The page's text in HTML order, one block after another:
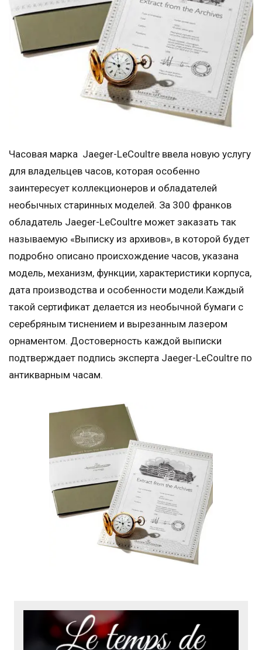
Часовая марка Jaeger-LeCoultre ввела новую услугу
для владельцев часов, которая особенно
заинтересует коллекционеров и обладателей
необычных старинных моделей. За 300 франков
обладатель Jaeger-LeCoultre может заказать так
называемую «Выписку из архивов», в которой будет
подробно описано происхождение часов, указана
модель, механизм, функции, характеристики корпуса,
дата производства и особенности модели.Каждый
такой сертификат делается из необычной бумаги с
серебряным тиснением и вырезанным лазером
орнаментом. Достоверность каждой выписки
подтверждает подпись эксперта Jaeger-LeCoultre по
антикварным часам.